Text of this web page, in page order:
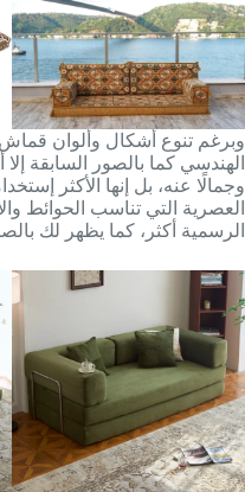
وبرغم تنوع أشكال وألوان قماش
الهندسي كما بالصور السابقة
وجمالًا عنه، بل إنها الأكثر
العصرية التي تناسب الحوائط
الرسمية أكثر، كما يظهر لك